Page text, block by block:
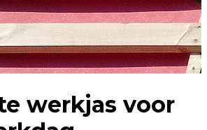
werkjas voor